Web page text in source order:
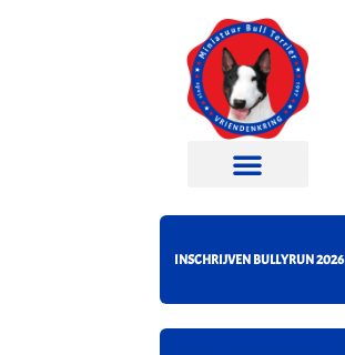
INSCHRIJVEN BULLYRUN 2026